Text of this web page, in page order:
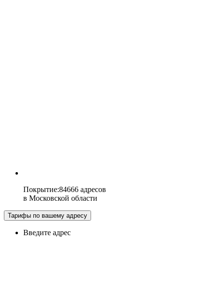
Покрытие:84666 адресов
в Московской области
Тарифы по вашему адресу
Введите адрес